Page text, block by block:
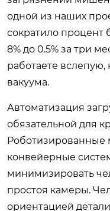
одной из наших
сократило процент
8% до 0.5% за три
работаете вслепую,
вакуума.
Автоматизация
обязательной для
Роботизированные
конвейерные
минимизировать
простоя камеры.
ориентацией